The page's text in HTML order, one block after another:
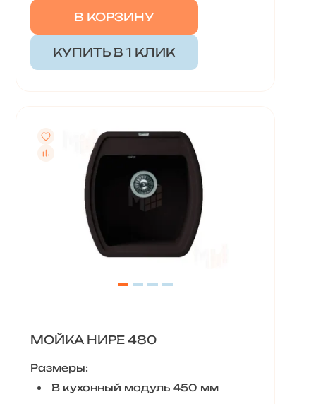
В КОРЗИНУ
КУПИТЬ В 1 КЛИК
МОЙКА НИРЕ 480
Размеры:
В кухонный модуль 450 мм